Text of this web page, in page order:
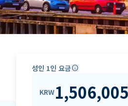
성인 1인 요금info
KRW1,506,005